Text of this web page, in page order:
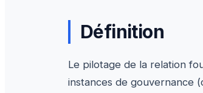
Définition
Le pilotage de la relation
instances de gouvernance